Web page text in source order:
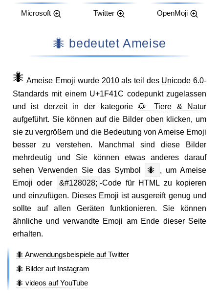
Microsoft Twitter OpenMoji
🐜 bedeutet Ameise
🐜 Ameise Emoji wurde 2010als teil des Unicode 6.0-
Standards mit einem U+1F41C codepunkt zugelassen
und ist derzeit in der kategorie🐶 Tiere & Natur
aufgeführt. Sie können auf die Bilder oben klicken, um
sie zu vergrößern und die Bedeutung von Ameise Emoji
besser zu verstehen. Manchmal sind diese Bilder
mehrdeutig und Sie können etwas anderes darauf
sehen Verwenden Sie das Symbol
🐜
, um Ameise
Emoji oder
&#128028; -Code für HTML zu kopieren
und einzufügen. Dieses Emoji ist ausgereift genug und
sollte auf allen Geräten funktionieren. Sie können
ähnliche und verwandte Emoji am Ende dieser Seite
erhalten.
🐜 Anwendungsbeispiele auf Twitter
🐜 Bilder auf Instagram
🐜 videos auf YouTube